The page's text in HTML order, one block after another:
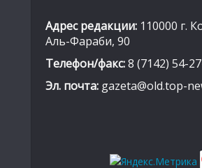
Адрес редакции: 110000 г.
Аль-Фараби, 90
Телефон/факс:8 (7142) 54-
Эл. почта: gazeta@old.top-